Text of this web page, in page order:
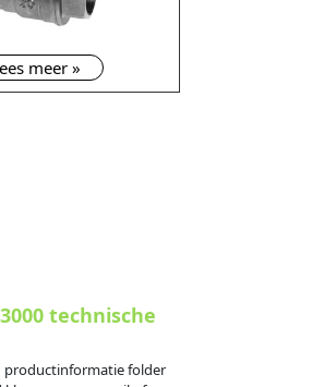
meer »
technische
productinformatie folder